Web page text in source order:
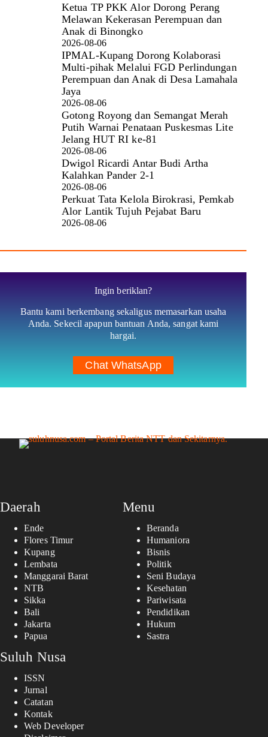
Ketua TP PKK Alor Dorong Perang
Melawan Kekerasan Perempuan dan
Anak di Binongko
2026-08-06
IPMAL-Kupang Dorong Kolaborasi
Multi-pihak Melalui FGD Perlindungan
Perempuan dan Anak di Desa Lamahala
Jaya
2026-08-06
Gotong Royong dan Semangat Merah
Putih Warnai Penataan Puskesmas Lite
Jelang HUT RI ke-81
2026-08-06
Dwigol Ricardi Antar Budi Artha
Kalahkan Pander 2-1
2026-08-06
Perkuat Tata Kelola Birokrasi, Pemkab
Alor Lantik Tujuh Pejabat Baru
2026-08-06
Ingin beriklan?
Bantu kami berkembang sekaligus memasarkan usaha
Anda. Sekecil apapun bantuan Anda, sangat kami
hargai.
Chat WhatsApp
Daerah
Ende
Flores Timur
Kupang
Lembata
Manggarai Barat
NTB
Sikka
Bali
Jakarta
Papua
Menu
Beranda
Humaniora
Bisnis
Politik
Seni Budaya
Kesehatan
Pariwisata
Pendidikan
Hukum
Sastra
Suluh Nusa
ISSN
Jurnal
Catatan
Kontak
Web Developer